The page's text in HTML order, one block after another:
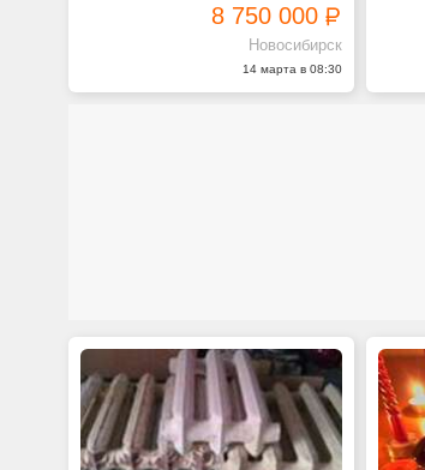
8 750 000
Новосибирск
14 марта в 08:30